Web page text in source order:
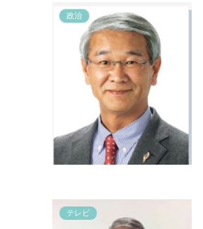
政治
テレビ